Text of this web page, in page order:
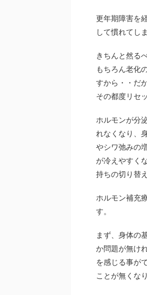
更年期障害を
して慣れてし
きちんと然る
もちろん老化
すから・・だ
その都度リセ
ホルモンが分
れなくなり、
やシワ弛みの
が冷えやすく
持ちの切り替
ホルモン補充
す。
まず、身体の
か問題が無け
を感じる事が
ことが無くな